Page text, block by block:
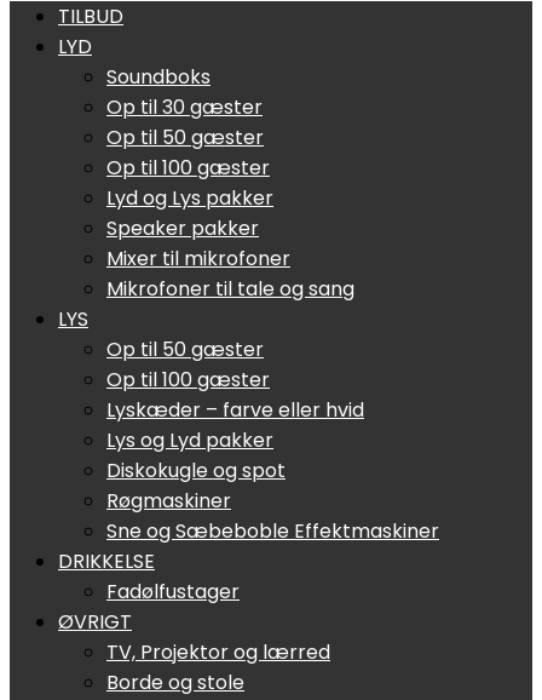
TILBUD
LYD
Soundboks
Op til 30 gæster
Op til 50 gæster
Op til 100 gæster
Lyd og Lys pakker
Speaker pakker
Mixer til mikrofoner
Mikrofoner til tale og sang
LYS
Op til 50 gæster
Op til 100 gæster
Lyskæder – farve eller hvid
Lys og Lyd pakker
Diskokugle og spot
Røgmaskiner
Sne og Sæbeboble Effektmaskiner
DRIKKELSE
Fadølfustager
ØVRIGT
TV, Projektor og lærred
Borde og stole